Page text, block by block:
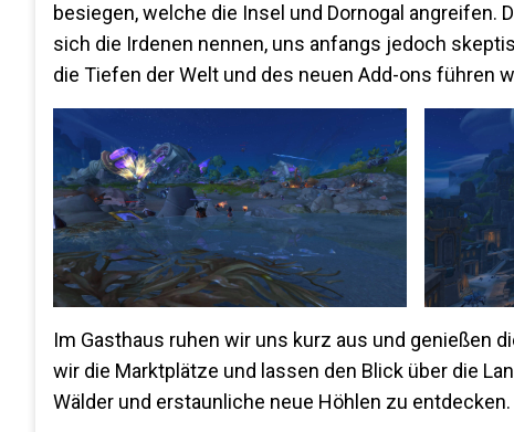
besiegen, welche die Insel und Dornogal angreifen.
sich die Irdenen nennen, uns anfangs jedoch
die Tiefen der Welt und des neuen Add-ons führen
Im Gasthaus ruhen wir uns kurz aus und genießen
wir die Marktplätze und lassen den Blick über die
Wälder und erstaunliche neue Höhlen zu entdecken.